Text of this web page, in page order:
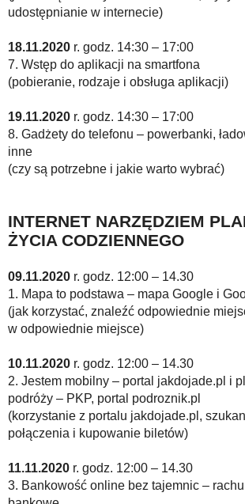
udostępnianie w internecie)
18.11.2020 r. godz. 14:30 – 17:00
7. Wstęp do aplikacji na smartfona
(pobieranie, rodzaje i obsługa aplikacji)
19.11.2020 r. godz. 14:30 – 17:00
8. Gadżety do telefonu – powerbanki,
inne
(czy są potrzebne i jakie warto wybrać)
INTERNET NARZĘDZIEM
ŻYCIA CODZIENNEGO
09.11.2020 r. godz. 12:00 – 14.30
1. Mapa to podstawa – mapa Google i
(jak korzystać, znaleźć odpowiednie
w odpowiednie miejsce)
10.11.2020 r. godz. 12:00 – 14.30
2. Jestem mobilny – portal jakdojade.pl i
podróży – PKP, portal podroznik.pl
(korzystanie z portalu jakdojade.pl,
połączenia i kupowanie biletów)
11.11.2020 r. godz. 12:00 – 14.30
3. Bankowość online bez tajemnic –